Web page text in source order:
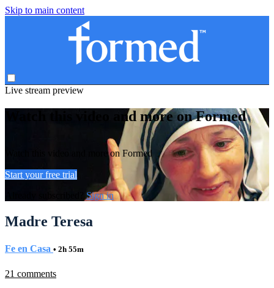
Skip to main content
Live stream preview
Watch this video and more on Formed
Watch this video and more on Formed
Start your free trial
Already subscribed?Sign in
Madre Teresa
Fe en Casa • 2h 55m
21 comments